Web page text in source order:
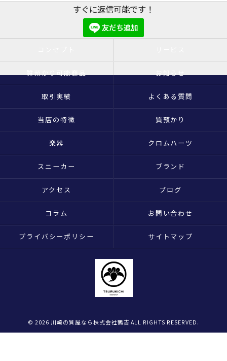
すぐに返信可能です！
質預かり可能商品 お知らせ
取引実績 よくある質問
当店の特徴 質預かり
楽器 クロムハーツ
スニーカー ブランド
アクセス ブログ
コラム お問い合わせ
プライバシーポリシー サイトマップ
© 2026 川崎の質屋なら株式会社鶴吉 ALL RIGHTS RESERVED.